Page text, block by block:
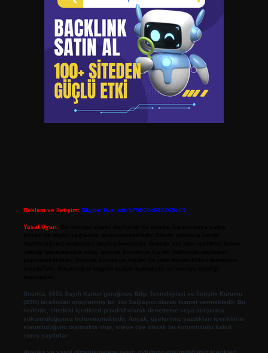
Reklam ve İletişim: Skype: live:.cid.575569c608265c69
Yasal Uyarı:
Sitemiz, 5651 Sayılı Kanun gereğince Bilgi Teknolojileri ve İletişim Kurumu
(BTK) tarafından onaylanmış bir Yer Sağlayıcı olarak hizmet vermektedir. Bu
nedenle, sitedeki içerikleri proaktif olarak denetleme veya araştırma
yükümlülüğümüz bulunmamaktadır. Ancak, üyelerimiz yazdıkları içeriklerin
sorumluluğunu taşımakta olup, siteye üye olarak bu sorumluluğu kabul
etmiş sayılırlar.